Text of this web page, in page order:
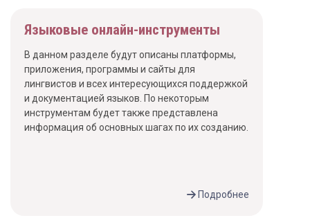
Языковые онлайн-инструменты
В данном разделе будут описаны платформы,
приложения, программы и сайты для
лингвистов и всех интересующихся поддержкой
и документацией языков. По некоторым
инструментам будет также представлена
информация об основных шагах по их созданию.
Подробнее